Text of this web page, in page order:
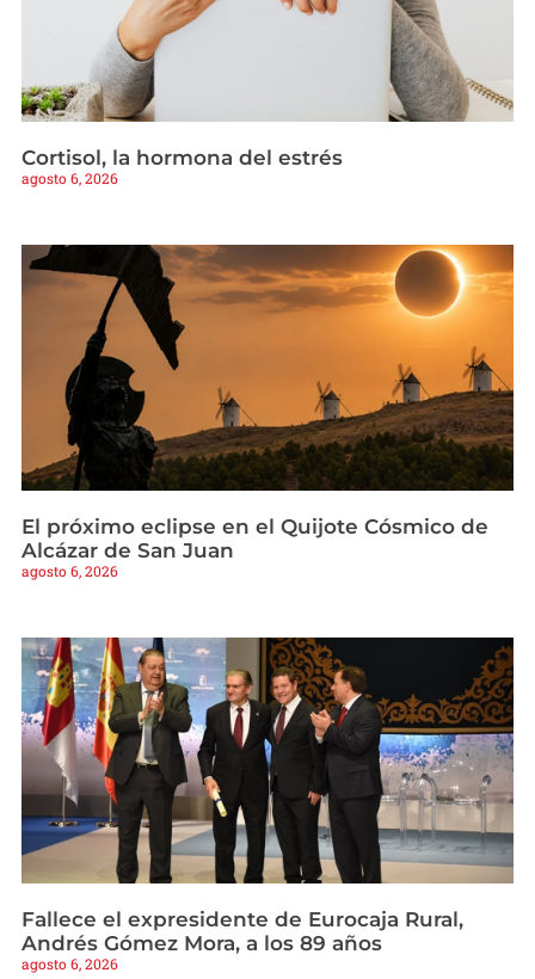
Cortisol, la hormona del estrés
agosto 6, 2026
El próximo eclipse en el Quijote Cósmico de
Alcázar de San Juan
agosto 6, 2026
Fallece el expresidente de Eurocaja Rural,
Andrés Gómez Mora, a los 89 años
agosto 6, 2026